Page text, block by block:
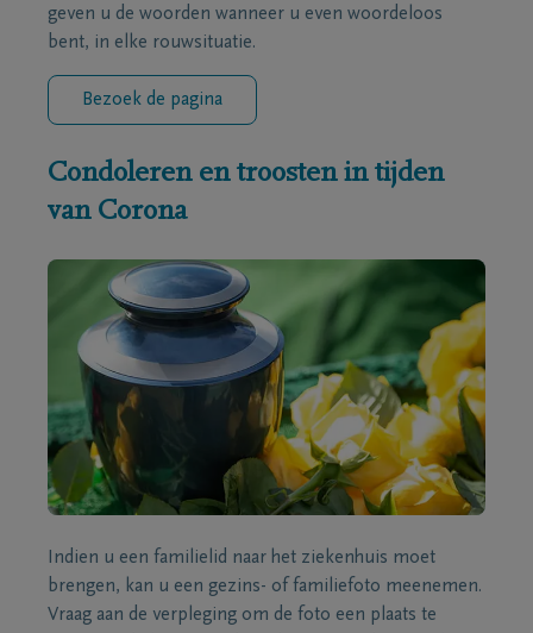
geven u de woorden wanneer u even woordeloos
bent, in elke rouwsituatie.
Bezoek de pagina
Condoleren en troosten in tijden
van Corona
Indien u een familielid naar het ziekenhuis moet
brengen, kan u een gezins- of familiefoto meenemen.
Vraag aan de verpleging om de foto een plaats te